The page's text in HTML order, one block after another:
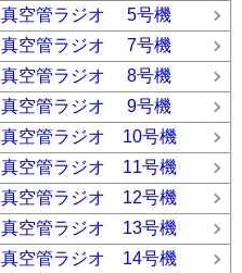
真空管ラジオ 5号機
真空管ラジオ 7号機
真空管ラジオ 8号機
真空管ラジオ 9号機
真空管ラジオ 10号機
真空管ラジオ 11号機
真空管ラジオ 12号機
真空管ラジオ 13号機
真空管ラジオ 14号機